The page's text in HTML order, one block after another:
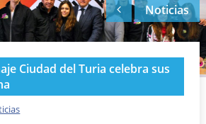
▼
Noticias
Ciudad del Turia celebra sus